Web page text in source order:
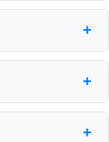
+
+
+